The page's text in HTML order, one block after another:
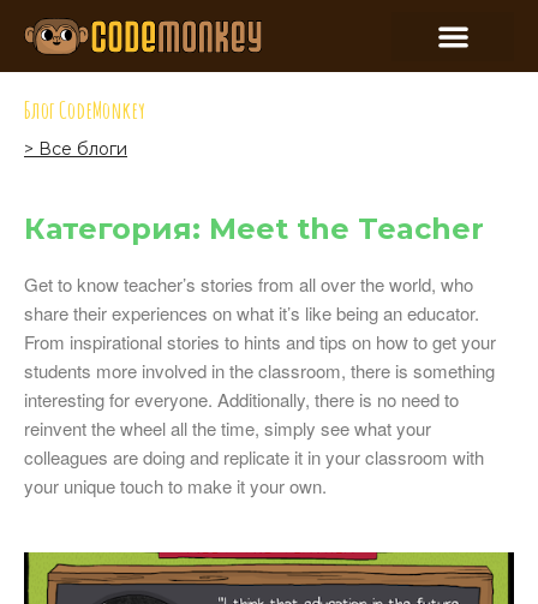
Блог CodeMonkey
> Все блоги
Категория: Meet the Teacher
Get to know teacher’s stories from all over the world, who
share their experiences on what it’s like being an educator.
From inspirational stories to hints and tips on how to get your
students more involved in the classroom, there is something
interesting for everyone. Additionally, there is no need to
reinvent the wheel all the time, simply see what your
colleagues are doing and replicate it in your classroom with
your unique touch to make it your own.